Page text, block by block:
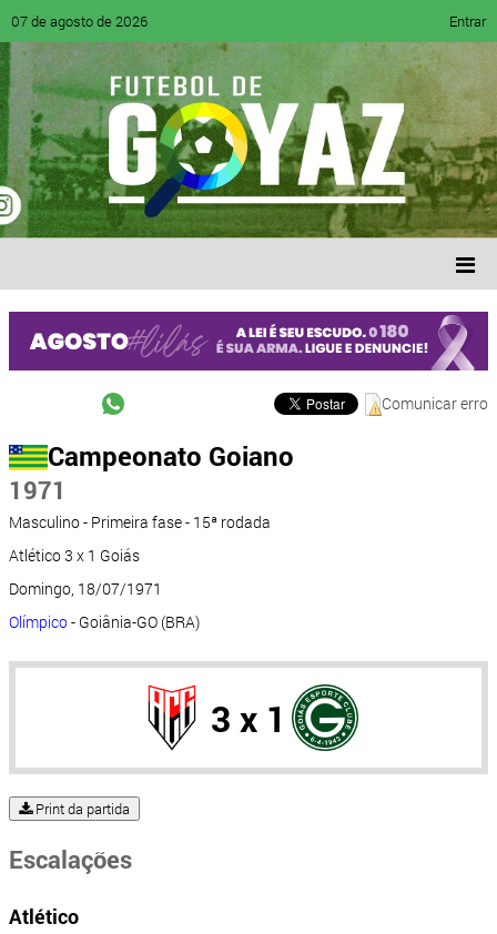
07 de agosto de 2026 Entrar
Comunicar erro
Campeonato Goiano
1971
Masculino - Primeira fase - 15ª rodada
Atlético 3 x 1 Goiás
Domingo, 18/07/1971
Olímpico- Goiânia-GO (BRA)
3 x 1
Print da partida
Escalações
Atlético